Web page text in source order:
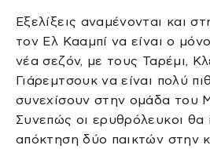
Εξελίξεις αναμένονται και
τον Ελ Κααμπί να είναι ο
νέα σεζόν, με τους Ταρέμι,
Γιάρεμτσουκ να είναι πολύ
συνεχίσουν στην ομάδα του
Συνεπώς οι ερυθρόλευκοι θα
απόκτηση δύο παικτών στην